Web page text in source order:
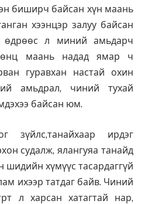
биширч байсан хүн маань
хээнцэр залуу байсан
өдрөөс л миний амьдарч
маань надад ямар ч
гуравхан настай охин
амьдрал, чиний тухай
байсан юм.
зүйлс,танайхаар ирдэг
судалж, ялангуяа танайд
шидийн хүмүүс тасардаггүй
ихээр татдаг байв. Чиний
л харсан хатагтай нар,